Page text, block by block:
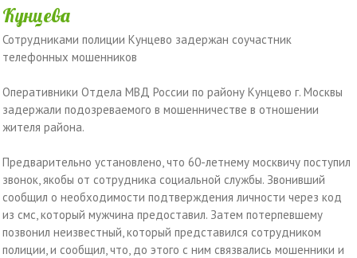
Кунцева
Сотрудниками полиции Кунцево задержан соучастник
телефонных мошенников
Оперативники Отдела МВД России по району Кунцево г. Москвы
задержали подозреваемого в мошенничестве в отношении
жителя района.
Предварительно установлено, что 60-летнему москвичу поступил
звонок, якобы от сотрудника социальной службы. Звонивший
сообщил о необходимости подтверждения личности через код
из смс, который мужчина предоставил. Затем потерпевшему
позвонил неизвестный, который представился сотрудником
полиции, и сообщил, что, до этого с ним связвались мошенники и